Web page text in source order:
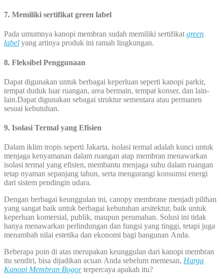
7. Memiliki sertifikat green label
Pada umumnya kanopi membran sudah memiliki sertifikat green
label yang artinya produk ini ramah lingkungan.
8. Fleksibel Penggunaan
Dapat digunakan untuk berbagai keperluan seperti kanopi parkir,
tempat duduk luar ruangan, area bermain, tempat konser, dan lain-
lain.Dapat digunakan sebagai struktur sementara atau permanen
sesuai kebutuhan.
9. Isolasi Termal yang Efisien
Dalam iklim tropis seperti Jakarta, isolasi termal adalah kunci untuk
menjaga kenyamanan dalam ruangan atap membran menawarkan
isolasi termal yang efisien, membantu menjaga suhu dalam ruangan
tetap nyaman sepanjang tahun, serta mengurangi konsumsi energi
dari sistem pendingin udara.
Dengan berbagai keunggulan ini, canopy membrane menjadi pilihan
yang sangat baik untuk berbagai kebutuhan arsitektur, baik untuk
keperluan komersial, publik, maupun perumahan. Solusi ini tidak
hanya menawarkan perlindungan dan fungsi yang tinggi, tetapi juga
menambah nilai estetika dan ekonomi bagi bangunan Anda.
Beberapa poin di atas merupakan keunggulan dari kanopi membran
itu sendiri, bisa dijadikan acuan Anda sebelum memesan, Harga
Kanopi Membran Bogorterpercaya apakah itu?